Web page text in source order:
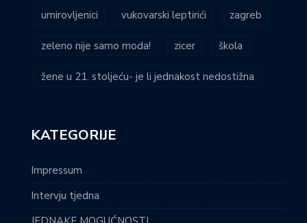
umirovljenici vukovarski leptirići zagreb
zeleno nije samo moda! zicer škola
žene u 21. stoljeću- je li jednakost nedostižna
KATEGORIJE
Impressum
Intervju tjedna